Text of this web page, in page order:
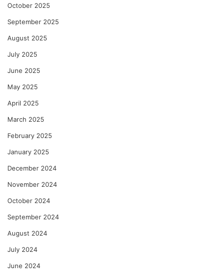
October 2025
September 2025
August 2025
July 2025
June 2025
May 2025
April 2025
March 2025
February 2025
January 2025
December 2024
November 2024
October 2024
September 2024
August 2024
July 2024
June 2024